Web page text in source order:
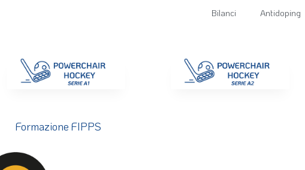
Bilanci Antidoping
Formazione FIPPS